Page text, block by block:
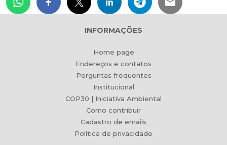
INFORMAÇÕES
Home page
Endereços e contatos
Perguntas frequentes
Institucional
COP30 | Iniciativa Ambiental
Como contribuir
Cadastro de emails
Política de privacidade